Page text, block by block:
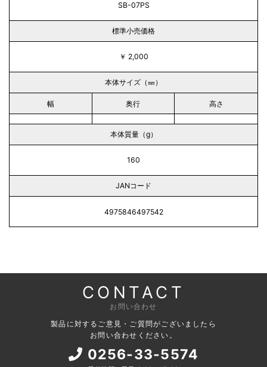
SB-07PS
標準小売価格
￥ 2,000
本体サイズ（㎜）
幅 奥行 高さ
本体質量（g）
160
JANコード
4975846497542
CONTACT
お問い合わせ
製品に対するご意見・ご質問がございましたら
お問い合わせください。
0256-33-5574